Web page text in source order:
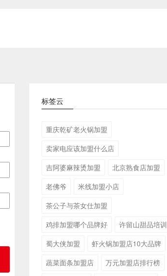
标签云
重庆乾矿老火锅加盟
卖家电应该加盟什么店
吉阿婆麻辣烫加盟
北京熟食店加盟
老佛爷
米线加盟小店
茶公子与茶女仕加盟
鸡排加盟哪个品牌好
许留山甜品培训
蜀大侠加盟
虾火锅加盟店10大品牌
蔬菜面条加盟店
万元加盟店排行榜